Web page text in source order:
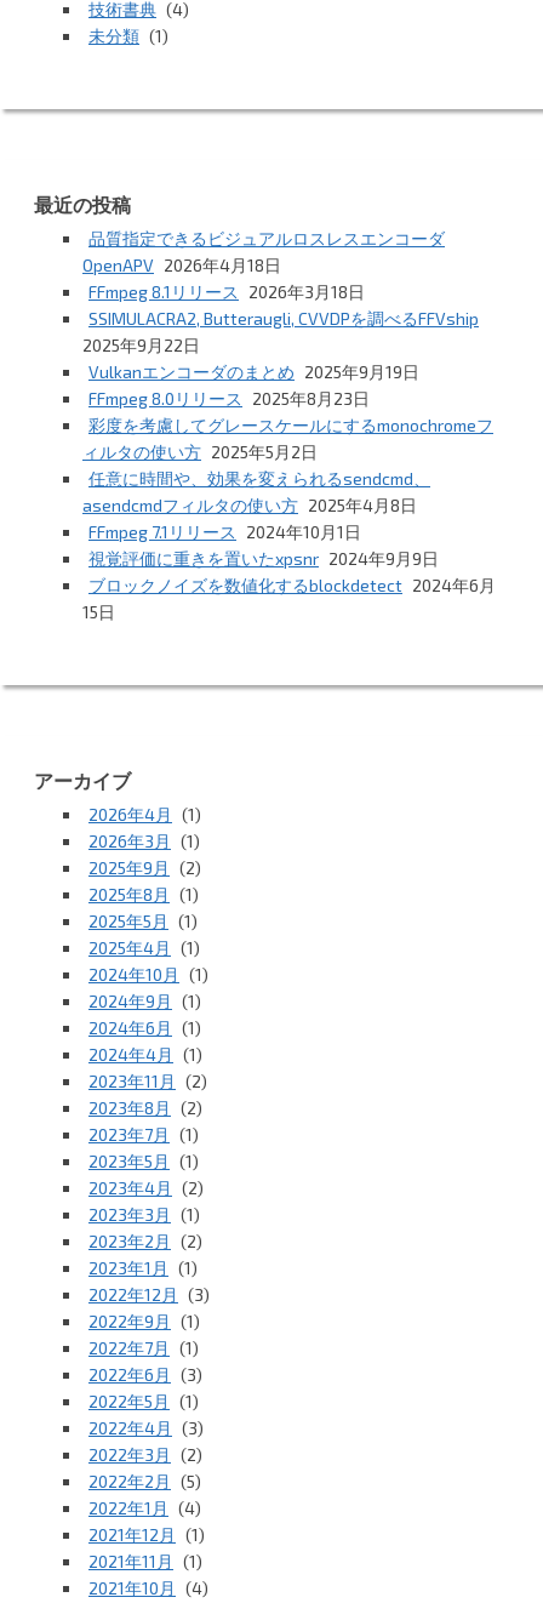
技術書典 (4)
未分類 (1)
最近の投稿
品質指定できるビジュアルロスレスエンコーダ
OpenAPV 2026年4月18日
FFmpeg 8.1リリース
2026年3月18日
SSIMULACRA2, Butteraugli, CVVDPを調べるFFVship
2025年9月22日
Vulkanエンコーダのまとめ 2025年9月19日
FFmpeg 8.0リリース
2025年8月23日
彩度を考慮してグレースケールにするmonochromeフ
ィルタの使い方 2025年5月2日
任意に時間や、効果を変えられるsendcmd、
asendcmdフィルタの使い方 2025年4月8日
FFmpeg 7.1リリース
2024年10月1日
視覚評価に重きを置いたxpsnr 2024年9月9日
ブロックノイズを数値化するblockdetect 2024年6月
15日
アーカイブ
2026年4月
(1)
2026年3月
(1)
2025年9月
(2)
2025年8月
(1)
2025年5月
(1)
2025年4月
(1)
2024年10月
(1)
2024年9月
(1)
2024年6月
(1)
2024年4月
(1)
2023年11月
(2)
2023年8月
(2)
2023年7月
(1)
2023年5月
(1)
2023年4月
(2)
2023年3月
(1)
2023年2月
(2)
2023年1月
(1)
2022年12月
(3)
2022年9月
(1)
2022年7月
(1)
2022年6月
(3)
2022年5月
(1)
2022年4月
(3)
2022年3月
(2)
2022年2月
(5)
2022年1月
(4)
2021年12月
(1)
2021年11月
(1)
2021年10月
(4)